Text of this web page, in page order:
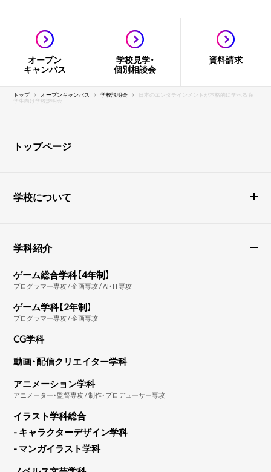
オープン
キャンパス
学校見学・
個別相談会
資料請求
トップ オープンキャンパス 学校説明会 日本のエンタテインメントが本格的に学べる 留
学生向け学校説明会
トップページ
学校について
学科紹介
ゲーム総合学科【4年制】
プログラマー専攻 / 企画専攻 / AI・IT専攻
ゲーム学科【2年制】
プログラマー専攻 / 企画専攻
CG学科
動画・配信クリエイター学科
アニメーション学科
アニメーター・監督専攻 / 制作・プロデューサー専攻
イラスト学科総合
- キャラクターデザイン学科
- マンガイラスト学科